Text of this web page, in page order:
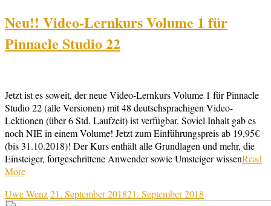
Neu!! Video-Lernkurs Volume 1 für
Pinnacle Studio 22
Jetzt ist es soweit, der neue Video-Lernkurs Volume 1 für Pinnacle
Studio 22 (alle Versionen) mit 48 deutschsprachigen Video-
Lektionen (über 6 Std. Laufzeit) ist verfügbar. Soviel Inhalt gab es
noch NIE in einem Volume! Jetzt zum Einführungspreis ab 19,95€
(bis 31.10.2018)! Der Kurs enthält alle Grundlagen und mehr, die
Einsteiger, fortgeschrittene Anwender sowie Umsteiger wissenRead
More
Uwe Wenz21. September 201821. September 2018